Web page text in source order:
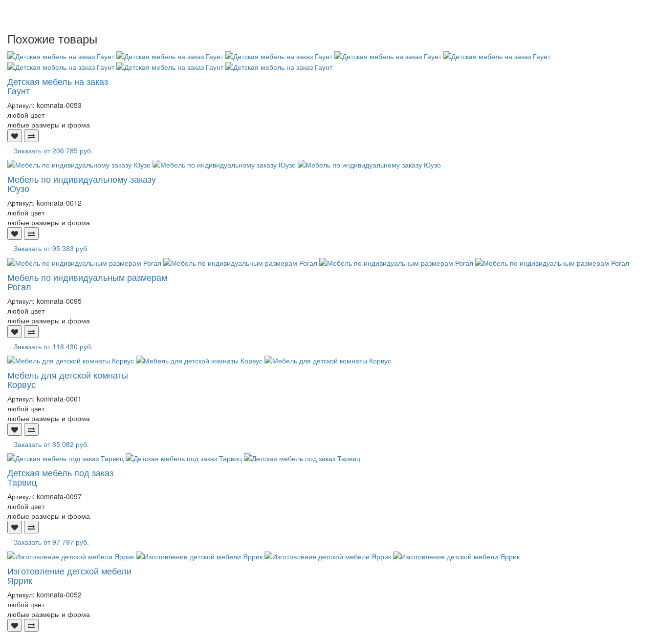
Похожие товары
Детская мебель на заказ
Гаунт
Артикул: komnata-0053
любой цвет
любые размеры и форма
Заказать от206 785 руб.
Мебель по индивидуальному заказу
Юузо
Артикул: komnata-0012
любой цвет
любые размеры и форма
Заказать от95 383 руб.
Мебель по индивидуальным размерам
Рогал
Артикул: komnata-0095
любой цвет
любые размеры и форма
Заказать от 118 430 руб.
Мебель для детской комнаты
Корвус
Артикул: komnata-0061
любой цвет
любые размеры и форма
Заказать от85 082 руб.
Детская мебель под заказ
Тарвиц
Артикул: komnata-0097
любой цвет
любые размеры и форма
Заказать от97 797 руб.
Изготовление детской мебели
Яррик
Артикул: komnata-0052
любой цвет
любые размеры и форма